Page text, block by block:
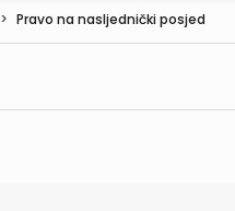
> Pravo na nasljednički posjed